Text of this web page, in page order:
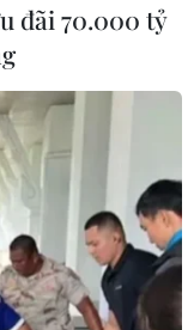
đãi 70.000 tỷ